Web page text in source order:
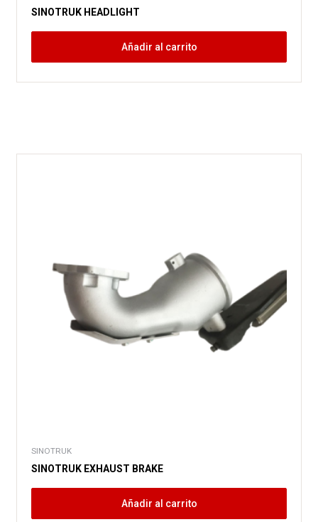
SINOTRUK HEADLIGHT
Añadir al carrito
SINOTRUK
SINOTRUK EXHAUST BRAKE
Añadir al carrito